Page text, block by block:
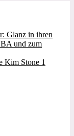
Glanz in ihren
und zum
Kim Stone 1